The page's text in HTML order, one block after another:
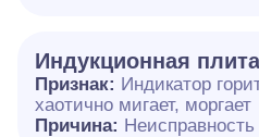
Индукционная
Признак: Индикатор
хаотично мигает, моргает
Причина: